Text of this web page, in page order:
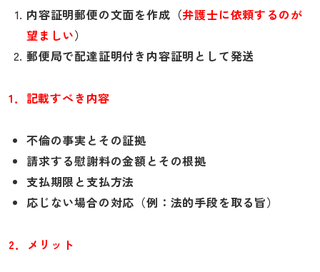
内容証明郵便の文面を作成（弁護士に依頼するのが
望ましい）
郵便局で配達証明付き内容証明として発送
1．記載すべき内容
不倫の事実とその証拠
請求する慰謝料の金額とその根拠
支払期限と支払方法
応じない場合の対応（例：法的手段を取る旨）
2．メリット